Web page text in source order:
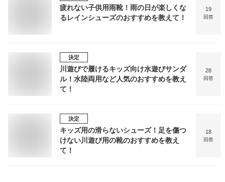
疲れない子供用雨靴！雨の日が楽しくな
るレインシューズのおすすめを教えて！
19
回答
決定
川遊びで履けるキッズ向け水遊びサンダ
ル！水陸両用など人気のおすすめを教え
て！
28
回答
決定
キッズ用の滑らないシューズ！足を傷つ
けない川遊び用の靴のおすすめを教え
て！
18
回答